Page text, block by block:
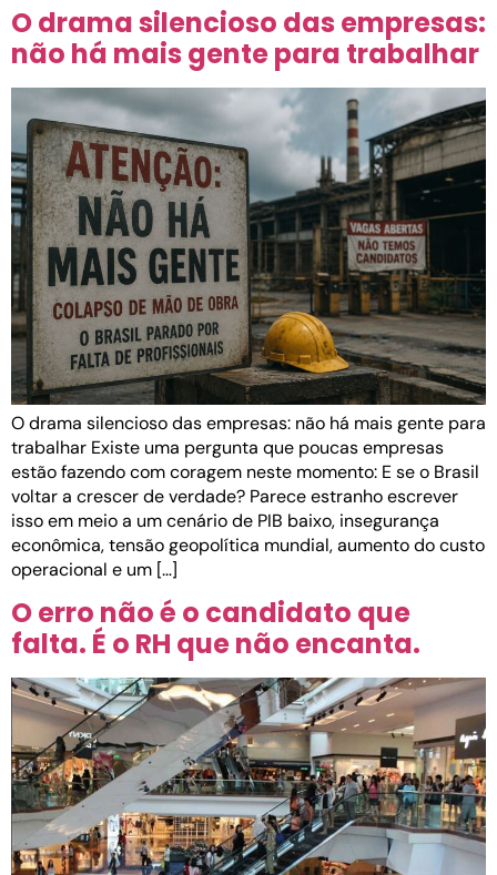
O drama silencioso das empresas:
não há mais gente para trabalhar
O drama silencioso das empresas: não há mais gente para
trabalhar Existe uma pergunta que poucas empresas
estão fazendo com coragem neste momento: E se o Brasil
voltar a crescer de verdade? Parece estranho escrever
isso em meio a um cenário de PIB baixo, insegurança
econômica, tensão geopolítica mundial, aumento do custo
operacional e um […]
O erro não é o candidato que
falta. É o RH que não encanta.